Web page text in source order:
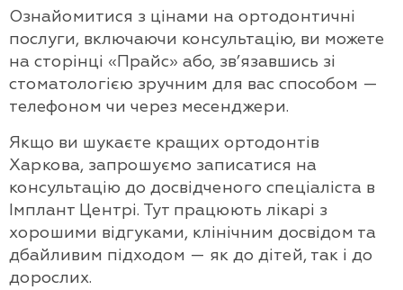
Ознайомитися з цінами на ортодонтичні
послуги, включаючи консультацію, ви можете
на сторінці «Прайс» або, зв’язавшись зі
стоматологією зручним для вас способом —
телефоном чи через месенджери.
Якщо ви шукаєте кращих ортодонтів
Харкова, запрошуємо записатися на
консультацію до досвідченого спеціаліста в
Імплант Центрі. Тут працюють лікарі з
хорошими відгуками, клінічним досвідом та
дбайливим підходом — як до дітей, так і до
дорослих.